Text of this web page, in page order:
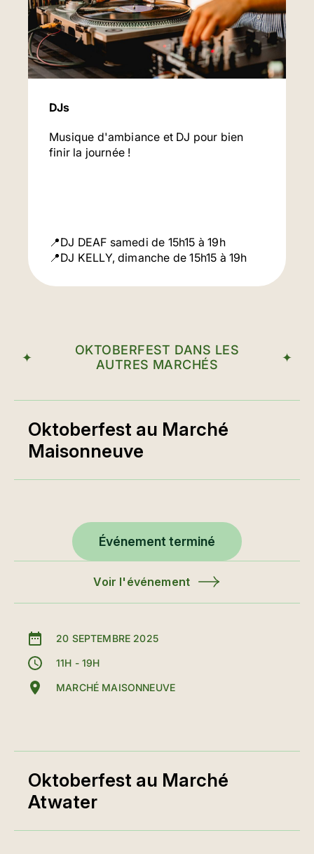
DJs
Musique d'ambiance et DJ pour bien
finir la journée !
📍DJ DEAF samedi de 15h15 à 19h
📍DJ KELLY, dimanche de 15h15 à 19h
OKTOBERFEST DANS LES
AUTRES MARCHÉS
20 SEPTEMBRE 2025
11H - 19H
MARCHÉ MAISONNEUVE
Oktoberfest au Marché
Maisonneuve
Événement terminé
Voir l'événement
Oktoberfest au Marché
Atwater